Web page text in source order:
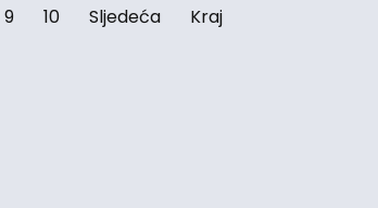
9 10 Sljedeća Kraj